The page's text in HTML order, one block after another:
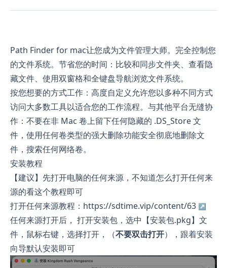
Path Finder for mac让您成为文件管理大师。完全控制您
的文件系统。节省您的时间：比较和同步文件夹、查看隐
藏文件、使用双窗格和全键盘导航浏览文件系统。
按您想要的方式工作：高度自定义允许您以多种不同方式
访问大多数工具以适合您的工作流程。与其他平台无缝协
作：不要在非 Mac 卷上留下任何隐藏的 .DS_Store 文
件，使用任何卷类型的强大删除功能安全彻底地删除文
件，搜索任何网络卷。
安装教程
【建议】先打开电脑的任何来源，不知道怎么打开任何来
源的看这个教程即可
打开任何来源教程：https://sdtime.vip/content/63
任何来源打开后， 打开安装包，选中【安装包.pkg】文
件，鼠标右键，选择打开，（不要双击打开），跟着安装
向导默认安装即可